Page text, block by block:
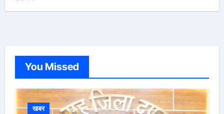
You Missed
खबर